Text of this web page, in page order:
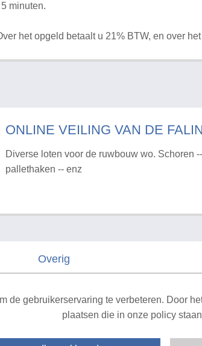
minuten.
het opgeld betaalt u 21% BTW, en over
ONLINE VEILING VAN DE
Diverse loten voor de ruwbouw wo. Schoren
pallethaken -- enz
Overig
de gebruikerservaring te verbeteren. Door
plaatsen die in onze policy